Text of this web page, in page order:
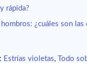
rápida?
¿cuáles son las
Estrías violetas, Todo